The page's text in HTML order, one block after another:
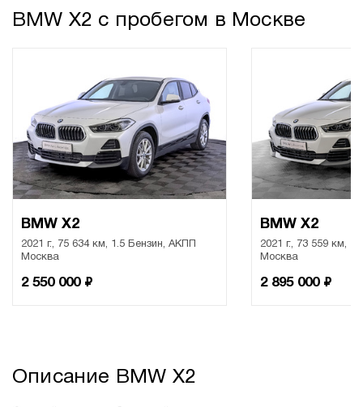
BMW X2 с пробегом в Москве
BMW X2
2021 г., 75 634 км, 1.5 Бензин, АКПП
Москва
2 550 000 ₽
BMW X2
2021 г., 73 559 км,
Москва
2 895 000 ₽
Описание BMW X2